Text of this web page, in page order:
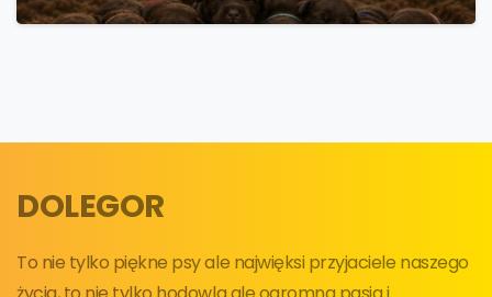
DOLEGOR
To nie tylko piękne psy ale najwięksi przyjaciele naszego